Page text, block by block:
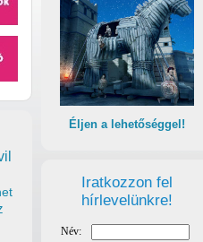
Éljen a lehetőséggel!
Iratkozzon fel
hírlevelünkre!